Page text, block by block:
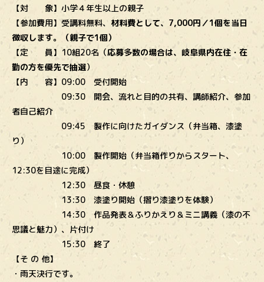
【対 象】小学４年生以上の親子
【参加費用】受講料無料、 材料費として、7,000円／1個を当日
徴収します。（親子で1個）
【定 員】10組20名（応募多数の場合は、岐阜県内在住・在
勤の方を優先で抽選）
【内 容】09:00 受付開始
09:30 開会、流れと目的の共有、講師紹介、参加
者自己紹介
09:45 製作に向けたガイダンス（弁当箱、漆塗
り）
10:00 製作開始（弁当箱作りからスタート、
12:30を目途に完成）
12:30 昼食・休憩
13:30 漆塗り開始（摺り漆塗りを体験）
14:30 作品発表＆ふりかえり＆ミニ講義（漆の不
思議と魅力）、片付け
15:30 終了
【そ の 他】
・雨天決行です。